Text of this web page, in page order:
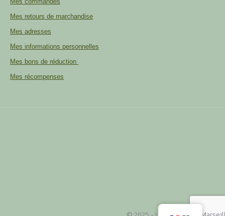
Mes retours de marchandise
Mes adresses
Mes informations personnelles
Mes bons de réduction
Mes récompenses